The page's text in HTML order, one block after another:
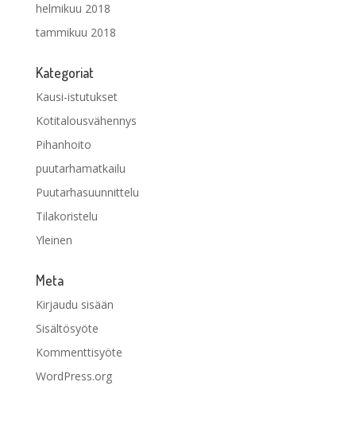
helmikuu 2018
tammikuu 2018
Kategoriat
Kausi-istutukset
Kotitalousvähennys
Pihanhoito
puutarhamatkailu
Puutarhasuunnittelu
Tilakoristelu
Yleinen
Meta
Kirjaudu sisään
Sisältösyöte
Kommenttisyöte
WordPress.org